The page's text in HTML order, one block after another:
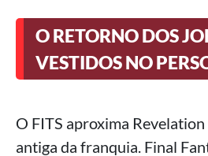
O RETORNO DOS
VESTIDOS NO
O FITS aproxima
antiga da franquia. Final